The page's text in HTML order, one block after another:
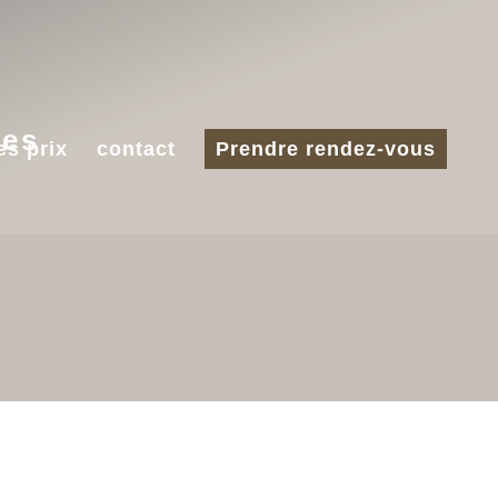
prix contact Prendre rendez-vous